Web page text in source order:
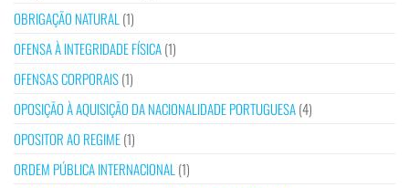
OBRIGAÇÃO NATURAL(1)
OFENSA À INTEGRIDADE FÍSICA(1)
OFENSAS CORPORAIS(1)
OPOSIÇÃO À AQUISIÇÃO DA NACIONALIDADE PORTUGUESA(4)
OPOSITOR AO REGIME(1)
ORDEM PÚBLICA INTERNACIONAL(1)